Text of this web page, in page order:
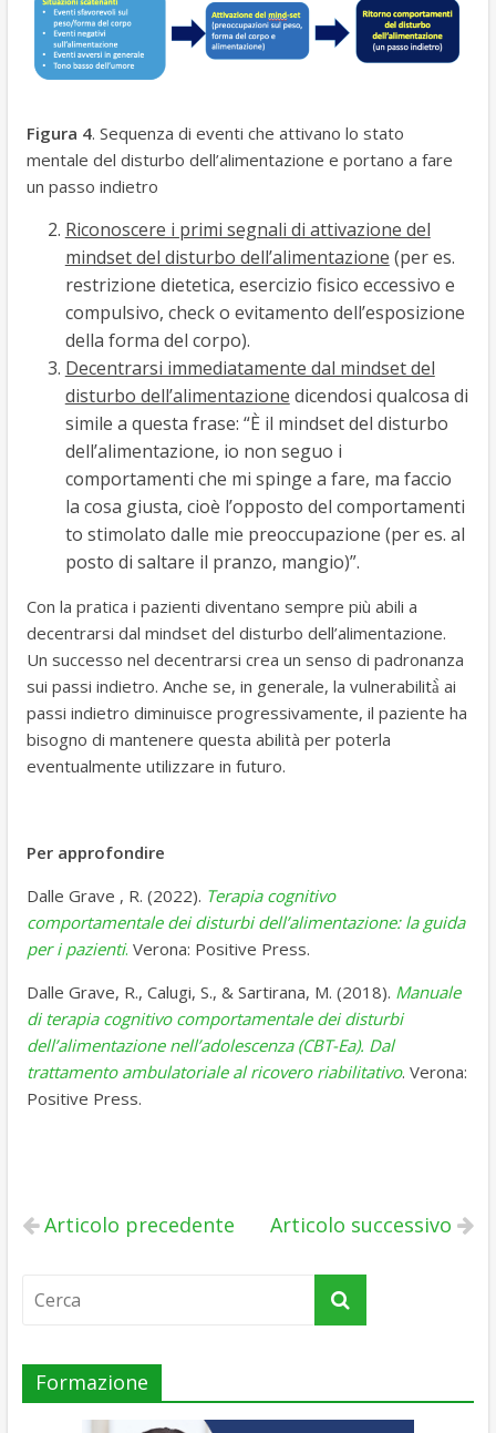
Figura 4. Sequenza di eventi che attivano lo stato
mentale del disturbo dell’alimentazione e portano a fare
un passo indietro
Riconoscere i primi segnali di attivazione del
mindset del disturbo dell’alimentazione (per es.
restrizione dietetica, esercizio fisico eccessivo e
compulsivo, check o evitamento dell’esposizione
della forma del corpo).
Decentrarsi immediatamente dal mindset del
disturbo dell’alimentazione dicendosi qualcosa di
simile a questa frase: “È il mindset del disturbo
dell’alimentazione, io non seguo i
comportamenti che mi spinge a fare, ma faccio
la cosa giusta, cioè l’opposto del comportamenti
to stimolato dalle mie preoccupazione (per es. al
posto di saltare il pranzo, mangio)”.
Con la pratica i pazienti diventano sempre più abili a
decentrarsi dal mindset del disturbo dell’alimentazione.
Un successo nel decentrarsi crea un senso di padronanza
sui passi indietro. Anche se, in generale, la vulnerabilità̀ ai
passi indietro diminuisce progressivamente, il paziente ha
bisogno di mantenere questa abilità per poterla
eventualmente utilizzare in futuro.
Per approfondire
Dalle Grave , R. (2022). Terapia cognitivo
comportamentale dei disturbi dell’alimentazione: la guida
per i pazienti. Verona: Positive Press.
Dalle Grave, R., Calugi, S., & Sartirana, M. (2018). Manuale
di terapia cognitivo comportamentale dei disturbi
dell’alimentazione nell’adolescenza (CBT-Ea). Dal
trattamento ambulatoriale al ricovero riabilitativo. Verona:
Positive Press.
Articolo precedente Articolo successivo
Formazione